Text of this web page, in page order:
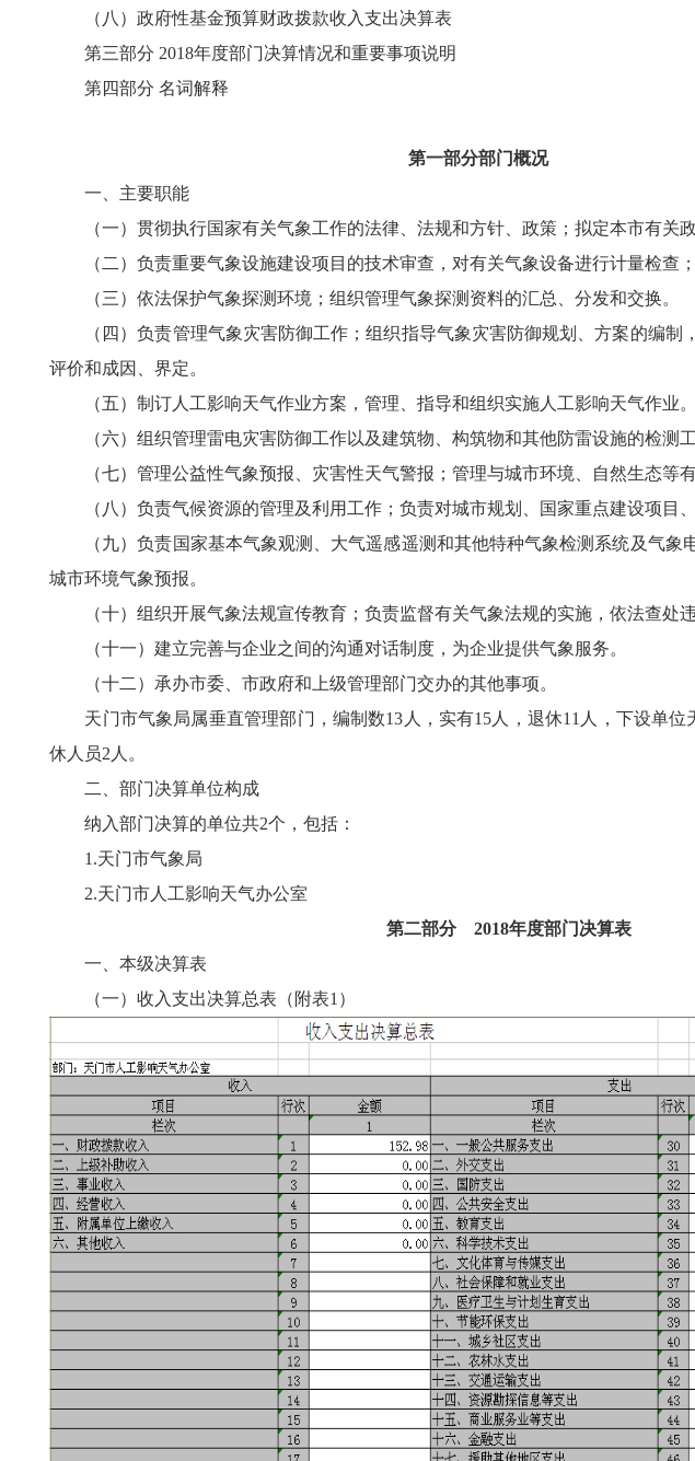
（八）政府性基金预算财政拨款收入支出决算表
第三部分 2018年度部门决算情况和重要事项说明
第四部分 名词解释
第一部分部门概况
一、主要职能
（一）贯彻执行国家有关气象工作的法律、法规和方针、政策；拟定本市有关政
（二）负责重要气象设施建设项目的技术审查，对有关气象设备进行计量检查
（三）依法保护气象探测环境；组织管理气象探测资料的汇总、分发和交换。
（四）负责管理气象灾害防御工作；组织指导气象灾害防御规划、方案的编制
评价和成因、界定。
（五）制订人工影响天气作业方案，管理、指导和组织实施人工影响天气作业。
（六）组织管理雷电灾害防御工作以及建筑物、构筑物和其他防雷设施的检测工
（七）管理公益性气象预报、灾害性天气警报；管理与城市环境、自然生态等有
（八）负责气候资源的管理及利用工作；负责对城市规划、国家重点建设项目
（九）负责国家基本气象观测、大气遥感遥测和其他特种气象检测系统及气象
城市环境气象预报。
（十）组织开展气象法规宣传教育；负责监督有关气象法规的实施，依法查处违
（十一）建立完善与企业之间的沟通对话制度，为企业提供气象服务。
（十二）承办市委、市政府和上级管理部门交办的其他事项。
天门市气象局属垂直管理部门，编制数13人，实有15人，退休11人，下设单位
休人员2人。
二、部门决算单位构成
纳入部门决算的单位共2个，包括：
1.天门市气象局
2.天门市人工影响天气办公室
第二部分 2018年度部门决算表
一、本级决算表
（一）收入支出决算总表（附表1）